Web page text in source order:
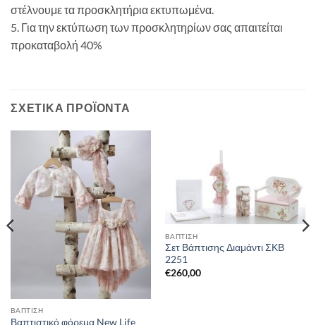
στέλνουμε τα προσκλητήρια εκτυπωμένα.
5. Για την εκτύπωση των προσκλητηρίων σας απαιτείται
προκαταβολή 40%
ΣΧΕΤΙΚΆ ΠΡΟΪΌΝΤΑ
ΒΑΠΤΙΣΗ
Βαπτιστικό φόρεμα New Life
ΒΑΠΤΙΣΗ
Σετ Βάπτισης Διαμάντι ΣΚΒ
2251
€260,00